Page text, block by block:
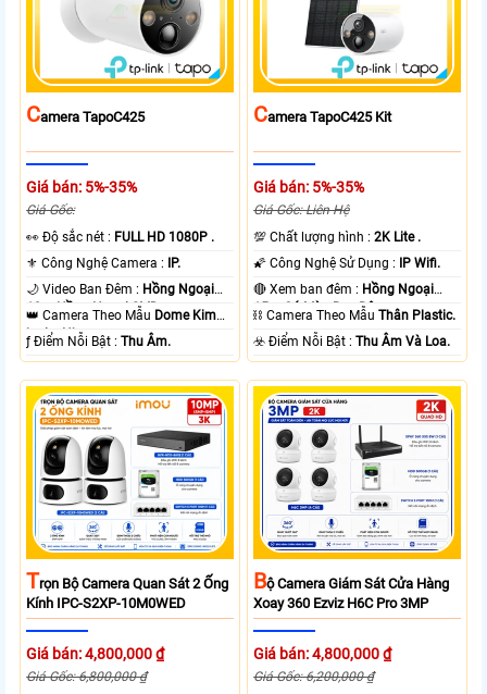
CAmera TapoC425
Giá bán: 5%-35%
Giá Gốc:
️👀 Độ sắc nét : FULL HD 1080P .
⚜️ Công Nghệ Camera : IP.
🌙 Video Ban Đêm : Hồng Ngoại
10m Hồng Ngoại SMD.
👑 Camera Theo Mẫu Dome Kim
loại + Nhựa.
️ƒ Điểm Nỗi Bật :Thu Âm.
CAmera TapoC425 Kit
Giá bán: 5%-35%
Giá Gốc: Liên Hệ
💯 Chất lượng hình :2K Lite .
🌠 Công Nghệ Sử Dụng : IP Wifi.
🔴 Xem ban đêm : Hồng Ngoại
15m Có Màu Ban Ðêm.
⛓ Camera Theo MẫuThân Plastic.
️☣️ Điểm Nỗi Bật :Thu Âm Và Loa.
TRọn Bộ Camera Quan Sát 2 Ống
Kính IPC-S2XP-10M0WED
Giá bán: 4,800,000 ₫
Giá Gốc: 6,800,000 ₫
BỘ Camera Giám Sát Cửa Hàng
Xoay 360 Ezviz H6C Pro 3MP
Giá bán: 4,800,000 ₫
Giá Gốc: 6,200,000 ₫